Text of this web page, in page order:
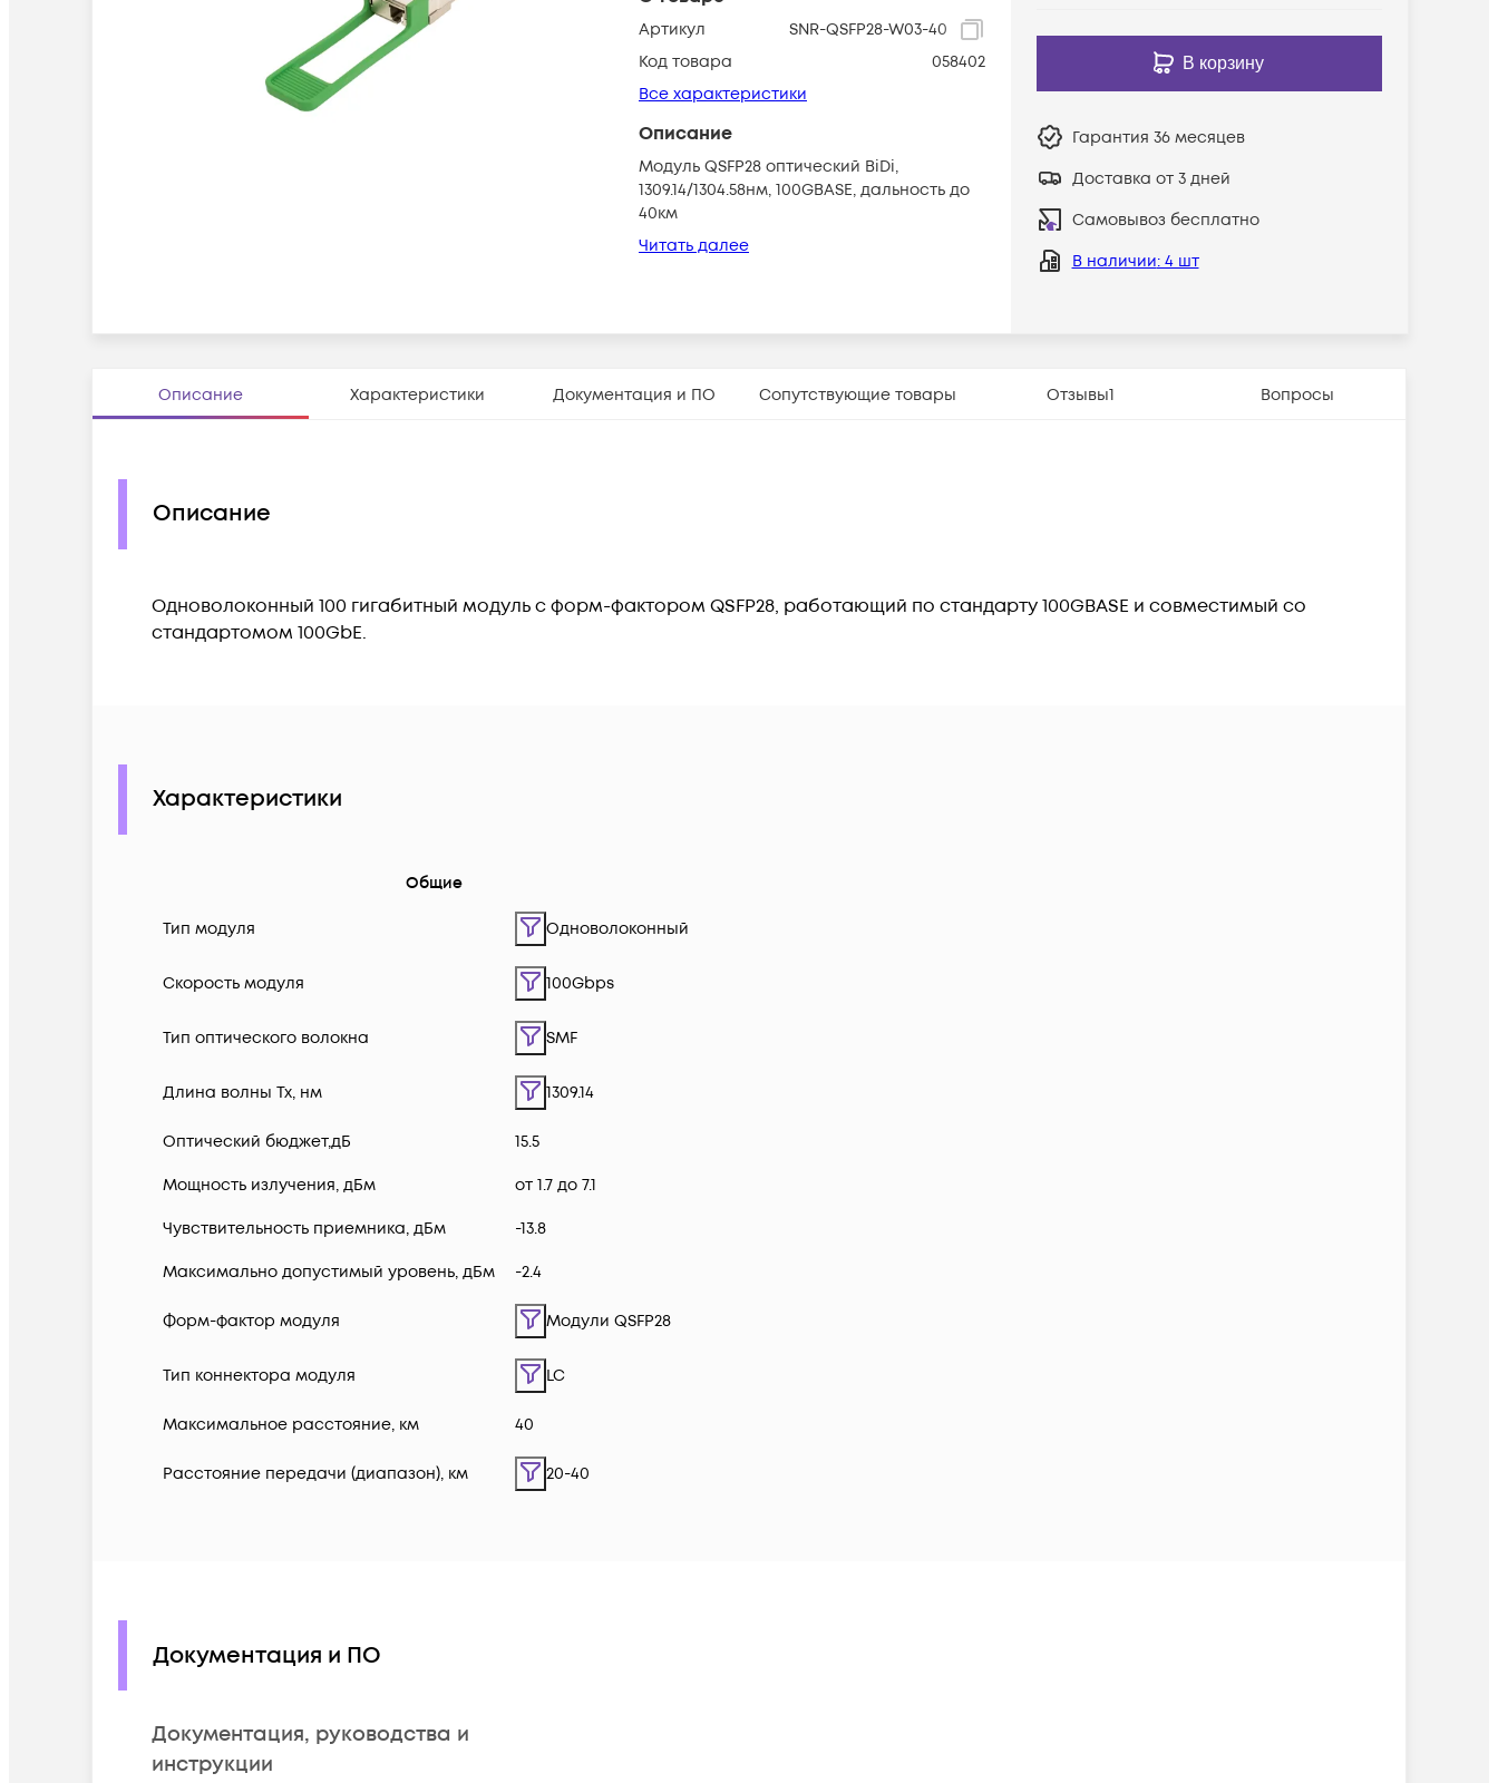
Артикул
SNR-QSFP28-W03-40
Код товара
058402
Все характеристики
Описание
Модуль QSFP28 оптический BiDi,
1309.14/1304.58нм, 100GBASE, дальность до
40км
Читать далее
В корзину
Гарантия 36 месяцев
Доставка от 3 дней
Самовывоз бесплатно
В наличии: 4 шт
Описание Характеристики Документация и ПО Сопутствующие товары Отзывы1 Вопросы
Описание
Одноволоконный 100 гигабитный модуль с форм-фактором QSFP28, работающий по стандарту 100GBASE и совместимый со
стандартомом 100GbE.
Характеристики
Общие
Тип модуля Одноволоконный
Скорость модуля 100Gbps
Тип оптического волокна SMF
Длина волны Tx, нм 1309.14
Оптический бюджет,дБ 15.5
Мощность излучения, дБм от 1.7 до 7.1
Чувствительность приемника, дБм -13.8
Максимально допустимый уровень, дБм -2.4
Форм-фактор модуля Модули QSFP28
Тип коннектора модуля LC
Максимальное расстояние, км 40
Расстояние передачи (диапазон), км 20-40
Документация и ПО
Документация, руководства и
инструкции